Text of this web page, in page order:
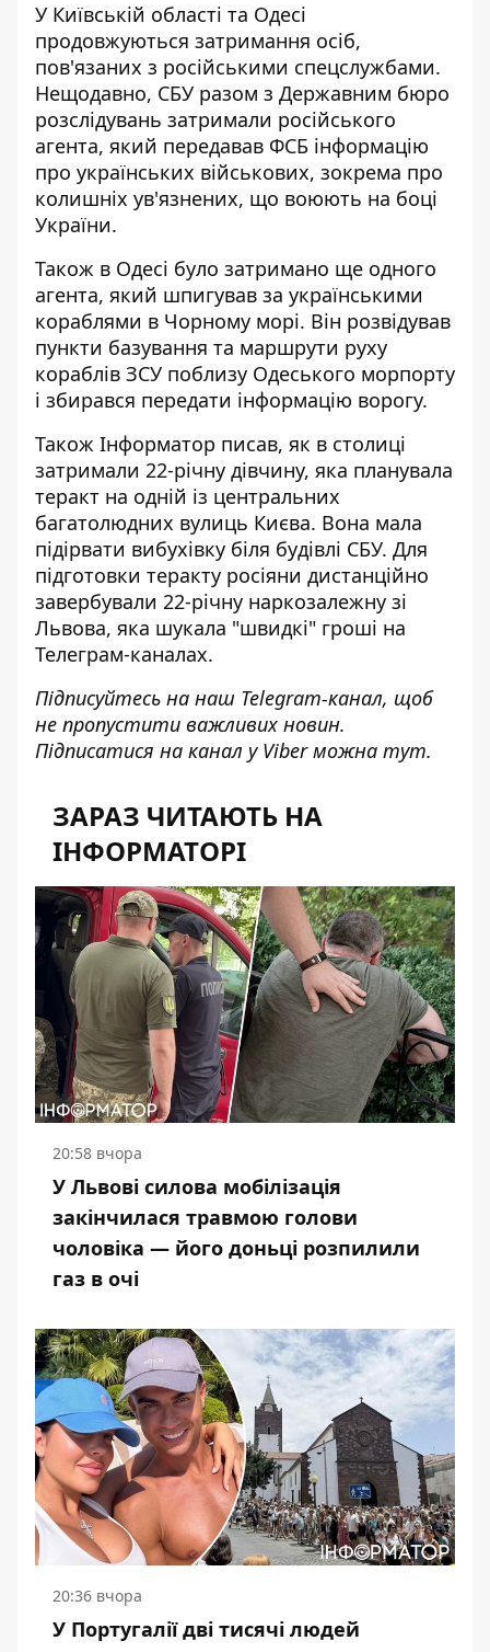
У Київській області та Одесі
продовжуються затримання осіб,
пов'язаних з російськими спецслужбами.
Нещодавно, СБУ разом з Державним бюро
розслідувань затримали російського
агента, який передавав ФСБ інформацію
про українських військових, зокрема про
колишніх ув'язнених, що воюють на боці
України.
Також в Одесі було затримано ще одного
агента, який шпигував за українськими
кораблями в Чорному морі. Він розвідував
пункти базування та маршрути руху
кораблів ЗСУ поблизу Одеського морпорту
і збирався передати інформацію ворогу.
Також Інформатор писав, як в столиці
затримали 22-річну дівчину, яка планувала
теракт на одній із центральних
багатолюдних вулиць Києва. Вона мала
підірвати вибухівку біля будівлі СБУ. Для
підготовки теракту росіяни дистанційно
завербували 22-річну наркозалежну зі
Львова, яка шукала "швидкі" гроші на
Телеграм-каналах.
Підписуйтесь на наш Telegram-канал, щоб
не пропустити важливих новин.
Підписатися на канал у Viber можна тут.
ЗАРАЗ ЧИТАЮТЬ НА
ІНФОРМАТОРІ
20:58 вчора
У Львові силова мобілізація
закінчилася травмою голови
чоловіка — його доньці розпилили
газ в очі
20:36 вчора
У Португалії дві тисячі людей